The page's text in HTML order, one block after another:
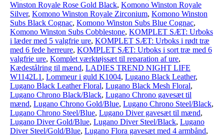
Winston Royale Rose Gold Black, Komono Winston Royale
Silver, Komono Winston Royale Zirconium, Komono Winston
Subs Black Cognac, Komono Winston Subs Blue Cognac,
Komono Winston Subs Cobblestone, KOMPLET SÆT: Urboks
i læder med 5 valgfrie ure, KOMPLET SÆT: Urboks i rødt træ
med 6 fede herreure, KOMPLET SÆT: Urboks i sort træ med 6
valgfrie ure, Komplet værktøjssæt til reparation af ure,
Kædestålring til mænd, LADIES TREND NIGHT LIFE
W1142L1 , Lommeur i guld K1004, Lugano Black Leather,
Lugano Black Leather Floral, Lugano Black Mesh Floral,
Lugano Chrono Black/Black, Lugano Chrono gavesæt til
mænd, Lugano Chrono Gold/Blue, Lugano Chrono Steel/Black,
Lugano Chrono Steel/Blue, Lugano Diver gavesæt til mænd,
Lugano Diver Gold/Blue, Lugano Diver Steel/Black, Lugano
Diver Steel/Gold/Blue, Lugano Flora gavesæt med 4 armbånd,